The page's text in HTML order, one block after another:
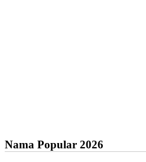
Nama Popular 2026